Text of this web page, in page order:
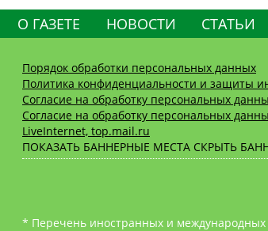
О ГАЗЕТЕ НОВОСТИ СТАТЬИ
Порядок обработки персональных данных
Политика конфиденциальности и защиты
Согласие на обработку персональных
Согласие на обработку персональных
LiveInternet, top.mail.ru
ПОКАЗАТЬ БАННЕРНЫЕ МЕСТА СКРЫТЬ
* Перечень иностранных и международных